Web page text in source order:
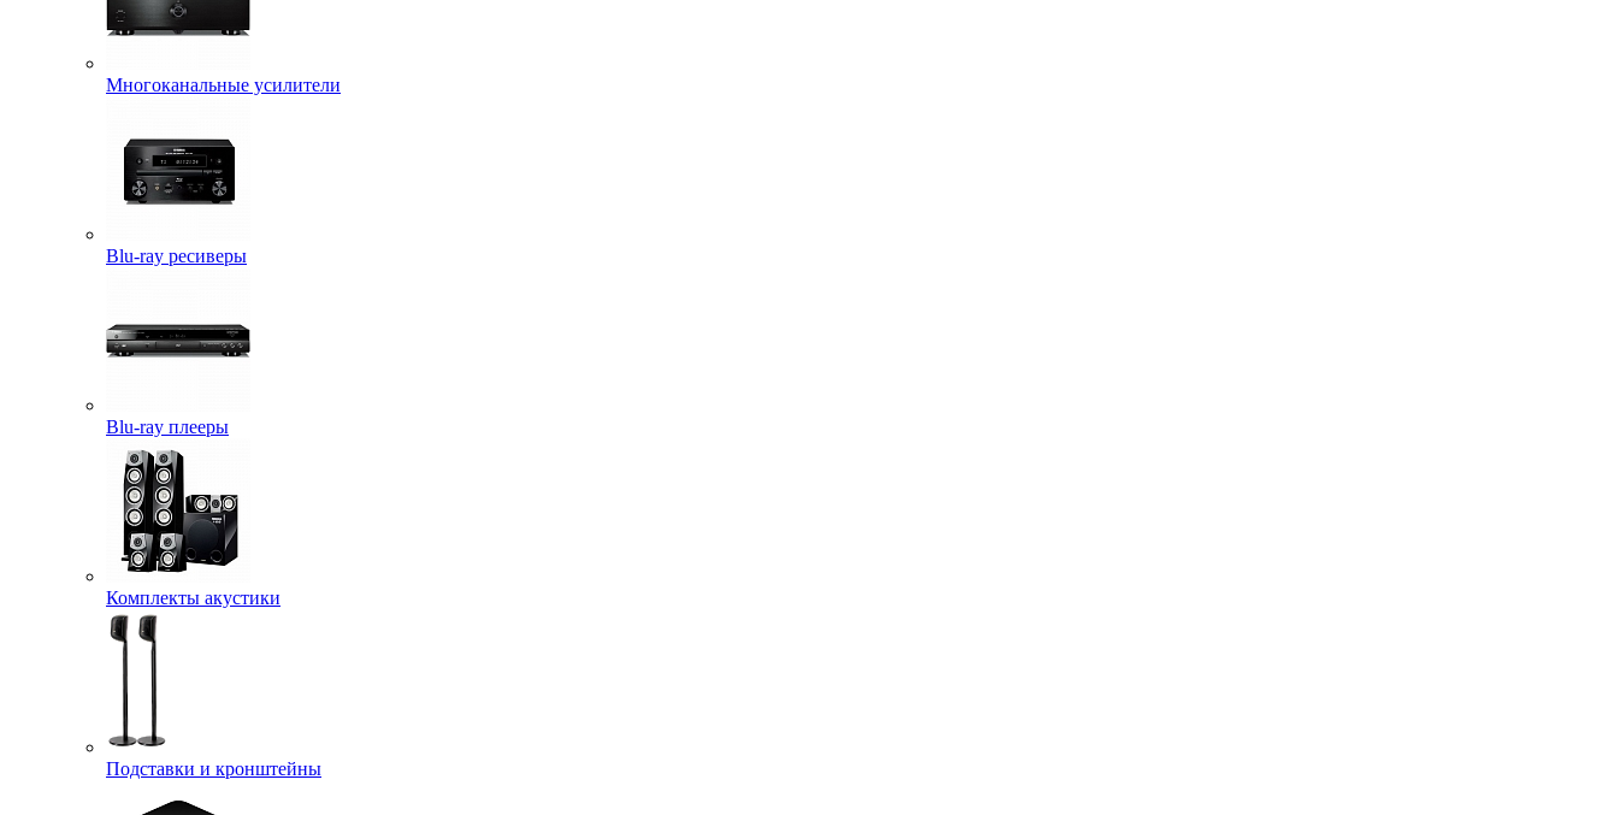
Многоканальные усилители
Blu-ray ресиверы
Blu-ray плееры
Комплекты акустики
Подставки и кронштейны